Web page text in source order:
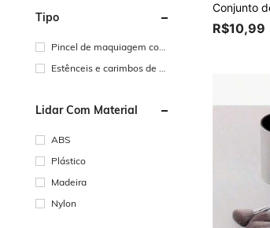
Tipo
Pincel de maquiagem com
Estênceis e carimbos de m
Lidar Com Material
ABS
Plástico
Madeira
Nylon
R$10,99